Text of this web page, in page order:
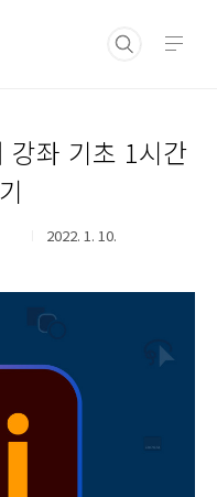
강좌 기초 1시간
2022. 1. 10.